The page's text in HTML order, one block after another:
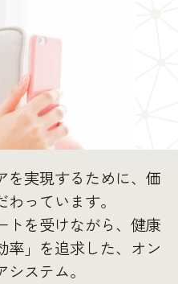
を実現するために、価
っています。
トを受けながら、健康
率」を追求した、オン
ステム。